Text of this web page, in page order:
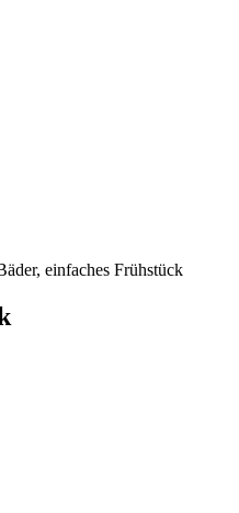
einfaches Frühstück